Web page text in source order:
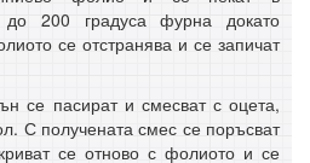
до 200 градуса фурна докато
се отстранява и се запичат
се пасират и смесват с оцета,
С получената смес се поръсват
се отново с фолиото и се